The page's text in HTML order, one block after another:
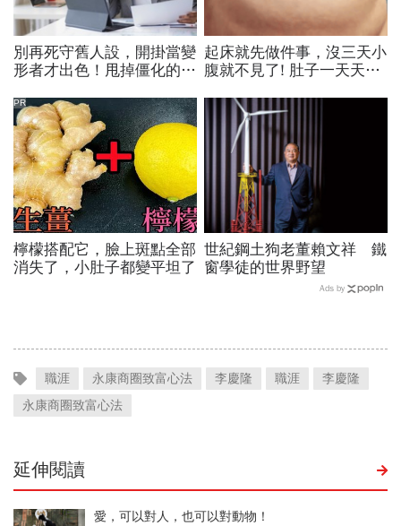
別再死守舊人設，開掛當變
形者才出色！甩掉僵化的
變」解鎖職涯
起床就先做件事，沒三天小
腹就不見了! 肚子一天天變
檸檬搭配它，臉上斑點全部
消失了，小肚子都變平坦了
PR
世紀鋼土狗老董賴文祥 鐵
窗學徒的世界野望
Ads by
職涯 永康商圈致富心法 李慶隆 職涯
李慶隆
永康商圈致富心法
延伸閱讀
愛，可以對人，也可以對動物！